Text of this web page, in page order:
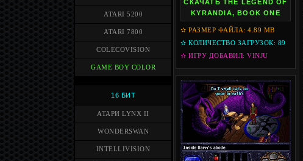
ATARI 5200
ATARI 7800
COLECOVISION
GAME BOY COLOR
16 БИТ
АТАРИ LYNX II
WONDERSWAN
INTELLIVISION
СКАЧАТЬ THE LEGEND OF
KYRANDIA, BOOK ONE
✫ РАЗМЕР ФАЙЛА: 4.89 MB
✫ КОЛИЧЕСТВО ЗАГРУЗОК: 89
✫ ИГРУ ДОБАВИЛ: VINJU